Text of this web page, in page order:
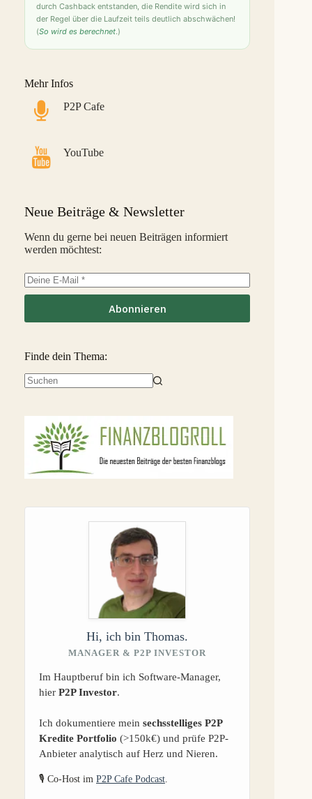
27 PeerBerry 9,2 %
28
31
32 Savy
InSoil 2,6 % S
37 Linked Finance -6,3 % S
durch Cashback entstanden, die Rendite wird sich in
der Regel über die Laufzeit teils deutlich abschwächen!
(So wird es berechnet.)
Mehr Infos
P2P Cafe
YouTube
Neue Beiträge & Newsletter
Wenn du gerne bei neuen Beiträgen informiert
werden möchtest:
Abonnieren
Finde dein Thema:
Hi, ich bin Thomas.
MANAGER & P2P INVESTOR
Im Hauptberuf bin ich Software-Manager,
hier P2P Investor.
Ich dokumentiere mein sechsstelliges P2P
Kredite Portfolio (>150k€) und prüfe P2P-
Anbieter analytisch auf Herz und Nieren.
🎙️ Co-Host im P2P Cafe Podcast